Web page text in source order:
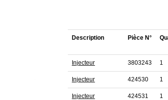
Description Pièce N°
Injecteur 3803243 1
Injecteur 424530 1
Injecteur 424531 1